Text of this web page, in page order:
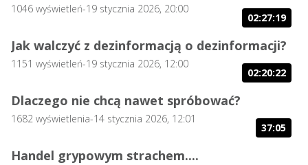
1046 wyświetleń-19 stycznia 2026, 20:00
02:27:19
Jak walczyć z dezinformacją o dezinformacji?
1151 wyświetleń-19 stycznia 2026, 12:00
02:20:22
Dlaczego nie chcą nawet spróbować?
1682 wyświetlenia-14 stycznia 2026, 12:01
37:05
Handel grypowym strachem....